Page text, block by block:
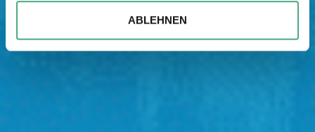
Partner führen diese Informationen möglicherweise mit
weiteren Daten zusammen, die Sie ihnen bereitgestellt
ABLEHNEN